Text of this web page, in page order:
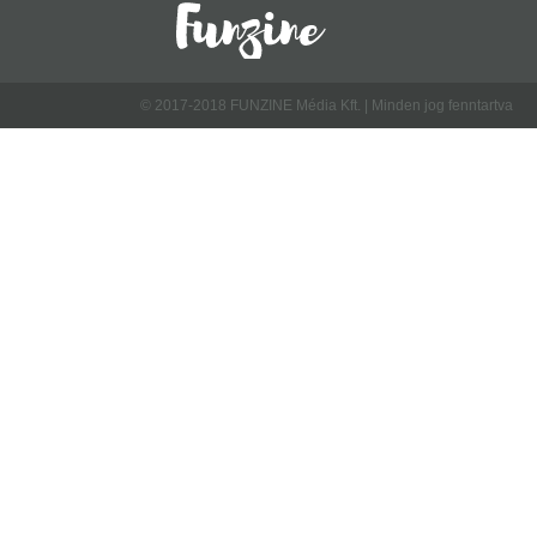
© 2017-2018 FUNZINE Média Kft. | Minden jog fenntartva